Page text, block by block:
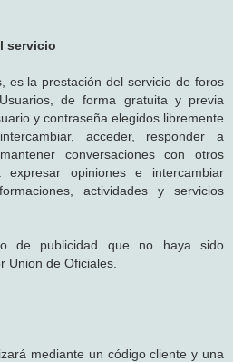
servicio
es la prestación del servicio de foros
de forma gratuita y previa
y contraseña elegidos libremente
acceder, responder a
conversaciones con otros
opiniones e intercambiar
actividades y servicios
de publicidad que no haya sido
Union de Oficiales.
mediante un código cliente y una